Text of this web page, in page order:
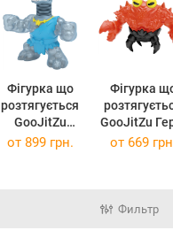
Фігурка що
розтягується
GooJitZu
Гуджитсу
Фігурка
GooJitZu
Гуджитсу
от 899 грн. от 669
Фильтр